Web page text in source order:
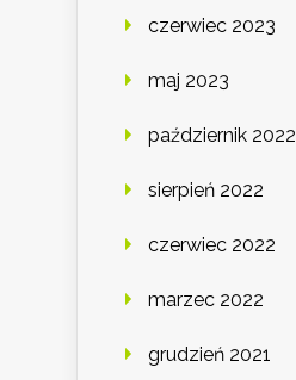
czerwiec 2023
maj 2023
październik 2022
sierpień 2022
czerwiec 2022
marzec 2022
grudzień 2021